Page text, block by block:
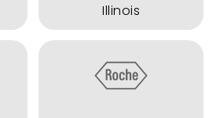
Illinois